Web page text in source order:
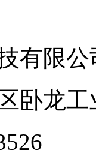
有限公
卧龙